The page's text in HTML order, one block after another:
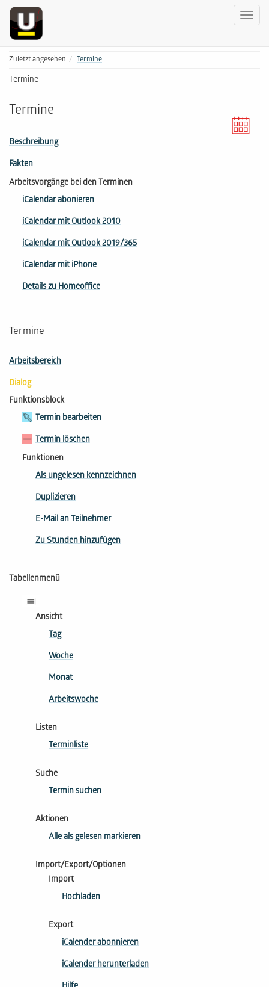
Zuletzt angesehen Termine
Termine
Termine
Beschreibung
Fakten
Arbeitsvorgänge bei den Terminen
iCalendar abonieren
iCalendar mit Outlook 2010
iCalendar mit Outlook 2019/365
iCalendar mit iPhone
Details zu Homeoffice
Termine
Arbeitsbereich
Dialog
Funktionsblock
Termin bearbeiten
Termin löschen
Funktionen
Als ungelesen kennzeichnen
Duplizieren
E-Mail an Teilnehmer
Zu Stunden hinzufügen
Tabellenmenü
Ansicht
Tag
Woche
Monat
Arbeitswoche
Listen
Terminliste
Suche
Termin suchen
Aktionen
Alle als gelesen markieren
Import/Export/Optionen
Import
Hochladen
Export
iCalender abonnieren
iCalender herunterladen